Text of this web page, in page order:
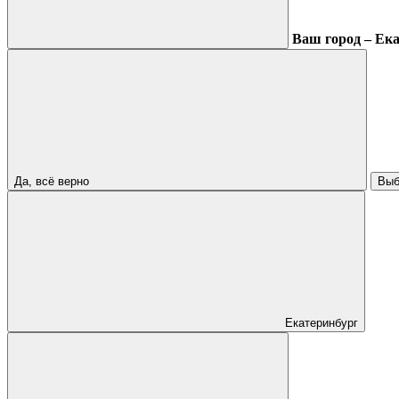
Ваш город –
Да, всё верно
Екатеринбург